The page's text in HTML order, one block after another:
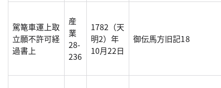
駕篭車運上取
立願不許可経
過書上
産
業
28-
236
1782（天
明2）年
10月22日
御伝馬方旧記18